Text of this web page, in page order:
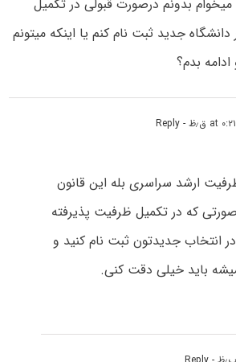
بدونم درصورت قبولی در تکمیل
دانشگاه جدید ثبت نام کنم یا اینکه میتونم
بدم؟
- Reply
ارشد سراسری بله این قانون
که در تکمیل ظرفیت پذیرفته
انتخاب جدیدتون ثبت نام کنید و
باید خیلی دقت کنی.